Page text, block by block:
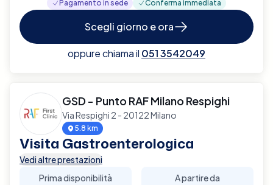
Pagamento in sede Conferma immediata
Scegli giorno e ora
oppure chiama il 051 3542049
GSD - Punto RAF Milano Respighi
Via Respighi 2 - 20122 Milano
5.8 km
Visita Gastroenterologica
Vedi altre prestazioni
Prima disponibilità
A partire da